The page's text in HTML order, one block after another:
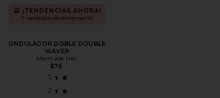
¡TENDENCIAS AHORA!
7 vendidos recientemente
ONDULADOR DOBLE DOUBLE
WAVER
Mermade Hair
$76